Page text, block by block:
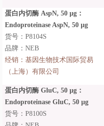
蛋白内切酶 AspN, 50 µg：
Endoproteinase AspN, 50 µg
货号：P8104S
品牌：NEB
经销： 基因生物技术国际贸易
（上海）有限公司
蛋白内切酶 GluC, 50 µg：
Endoproteinase GluC, 50 µg
货号：P8100S